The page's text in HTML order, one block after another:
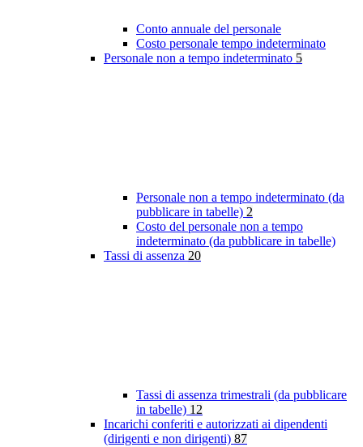
Conto annuale del personale
Costo personale tempo indeterminato
Personale non a tempo indeterminato 5
Personale non a tempo indeterminato (da
pubblicare in tabelle) 2
Costo del personale non a tempo
indeterminato (da pubblicare in tabelle)
Tassi di assenza 20
Tassi di assenza trimestrali (da pubblicare
in tabelle) 12
Incarichi conferiti e autorizzati ai dipendenti
(dirigenti e non dirigenti) 87